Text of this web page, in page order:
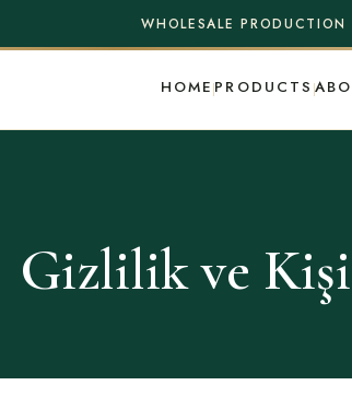
WHOLESALE
HOMEPRODUCTS
Gizlilik ve